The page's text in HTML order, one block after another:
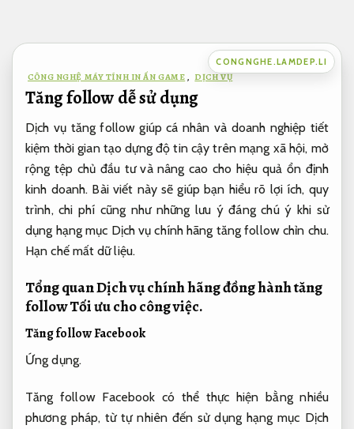
nội
CONGNGHE.LAMDEP.LI
CÔNG NGHỆ MÁY TÍNH IN ẤN GAME , DỊCH VỤ
Tăng follow dễ sử dụng
Dịch vụ tăng follow giúp cá nhân và doanh nghiệp tiết
kiệm thời gian tạo dựng độ tin cậy trên mạng xã hội, mở
rộng tệp chủ đầu tư và nâng cao cho hiệu quả ổn định
kinh doanh. Bài viết này sẽ giúp bạn hiểu rõ lợi ích, quy
trình, chi phí cũng như những lưu ý đáng chú ý khi sử
dụng hạng mục Dịch vụ chính hãng tăng follow chỉn chu.
Hạn chế mất dữ liệu.
Tổng quan Dịch vụ chính hãng đồng hành tăng
followTối ưu cho công việc.
Tăng follow Facebook
Ứng dụng.
Tăng follow Facebook có thể thực hiện bằng nhiều
phương pháp, từ tự nhiên đến sử dụng hạng mục Dịch